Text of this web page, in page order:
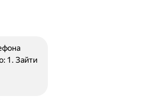
1. Зайти